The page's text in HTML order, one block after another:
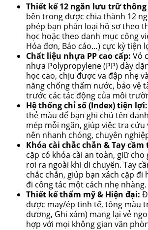
Thiết kế 12 ngăn lưu trữ
bên trong được chia thành 12
phép bạn phân loại hồ sơ theo
học hoặc theo danh mục công
Hóa đơn, Báo cáo…) cực kỳ tiện
Chất liệu nhựa PP cao cấp: Vỏ
nhựa Polypropylene (PP) dày
học cao, chịu được va đập nhẹ
năng chống thấm nước, bảo vệ
trước các tác động của môi
Hệ thống chỉ số (Index) tiện lợi:
thẻ màu để bạn ghi chú tên
mép mỗi ngăn, giúp việc tra cứu
nên nhanh chóng, chuyên
Khóa cài chắc chắn & Tay
cặp có khóa cài an toàn, giữ cho
rơi ra ngoài khi di chuyển. Tay
chắc chắn, giúp bạn xách cặp đi
đi công tác một cách nhẹ nhàng.
Thiết kế thẩm mỹ & Hiện đại:
được may/ép tinh tế, tông màu
dương, Ghi xám) mang lại vẻ
hợp với mọi không gian văn